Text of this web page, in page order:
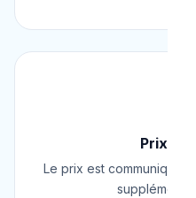
Prix
Le prix est communiqué
supplément